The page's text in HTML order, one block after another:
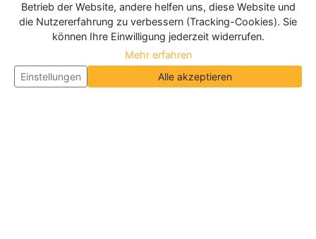
Betrieb der Website, andere helfen uns, diese Website und
die Nutzererfahrung zu verbessern (Tracking-Cookies). Sie
können Ihre Einwilligung jederzeit widerrufen.
Mehr erfahren
Einstellungen
Alle akzeptieren